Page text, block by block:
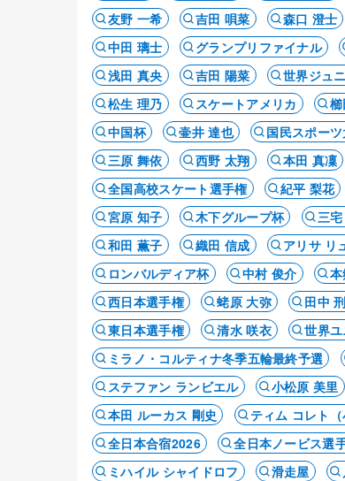
友野 一希
吉田 唄菜 森口 澄士
中田 璃士
グランプリファイナル
浅田 真央
吉田 陽菜 世界ジュ
松生 理乃
スケートアメリカ
中国杯
壷井 達也 国民スポー
三原 舞依
西野 太翔 本田 真凜
全国高校スケート選手権
紀平 梨花
宮原 知子
木下グループ杯 三
和田 薫子
織田 信成 アリサ リ
ロンバルディア杯
中村 俊介
西日本選手権
蛯原 大弥 田中
東日本選手権
清水 咲衣 世界
ミラノ・コルティナ冬季五輪最終予選
ステファン ランビエル
小松原 美里
本田 ルーカス 剛史
ティム コレト（
全日本合宿2026
全日本ノービス選
ミハイル シャイドロフ
滑走屋